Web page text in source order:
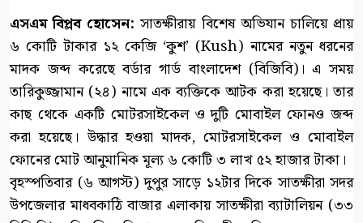
এসএম বিপ্লব হোসেন: সাতক্ষীরায় বিশেষ অভিযান চালিয়ে প্রায়
৬ কোটি টাকার ১২ কেজি ‘কুশ’ (Kush) নামের নতুন ধরনের
মাদক জব্দ করেছে বর্ডার গার্ড বাংলাদেশ (বিজিবি)। এ সময়
তারিকুজ্জামান (২৪) নামে এক ব্যক্তিকে আটক করা হয়েছে। তার
কাছ থেকে একটি মোটরসাইকেল ও দুটি মোবাইল ফোনও জব্দ
করা হয়েছে। উদ্ধার হওয়া মাদক, মোটরসাইকেল ও মোবাইল
ফোনের মোট আনুমানিক মূল্য ৬ কোটি ৩ লাখ ৫২ হাজার টাকা।
বৃহস্পতিবার (৬ আগস্ট) দুপুর সাড়ে ১২টার দিকে সাতক্ষীরা সদর
উপজেলার মাধবকাঠি বাজার এলাকায় সাতক্ষীরা ব্যাটালিয়ন (৩৩